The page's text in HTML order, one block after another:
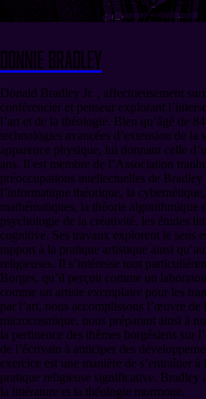
Donnie Bradley
Donald Bradley Jr. , affectueusement
conférencier et penseur explorant
l’art et de la théologie. Bien qu’âgé de
technologies avancées d’extension de la
apparence physique, lui donnant celle
ans. Il est membre de l’Association
préoccupations intellectuelles de
l’informatique théorique, la
mathématiques, la théorie algorithmique
psychologie de la créativité, les études
cognitive. Ses travaux explorent le sens
rapport à la pratique artistique ainsi
religieuses. Il s’intéresse tout
Borges, qu’il perçoit comme un
comme un artiste exemplaire pour les
par l’art, nous accomplissons l’œuvre de
microcosmique, nous préparant ainsi à
la pertinence des thèmes borgésiens sur
de l’écrivain à anticiper des
exercice est une manière de s’entraîner
pratique religieuse significative. Bradley
la littérature et la théologie mormone.